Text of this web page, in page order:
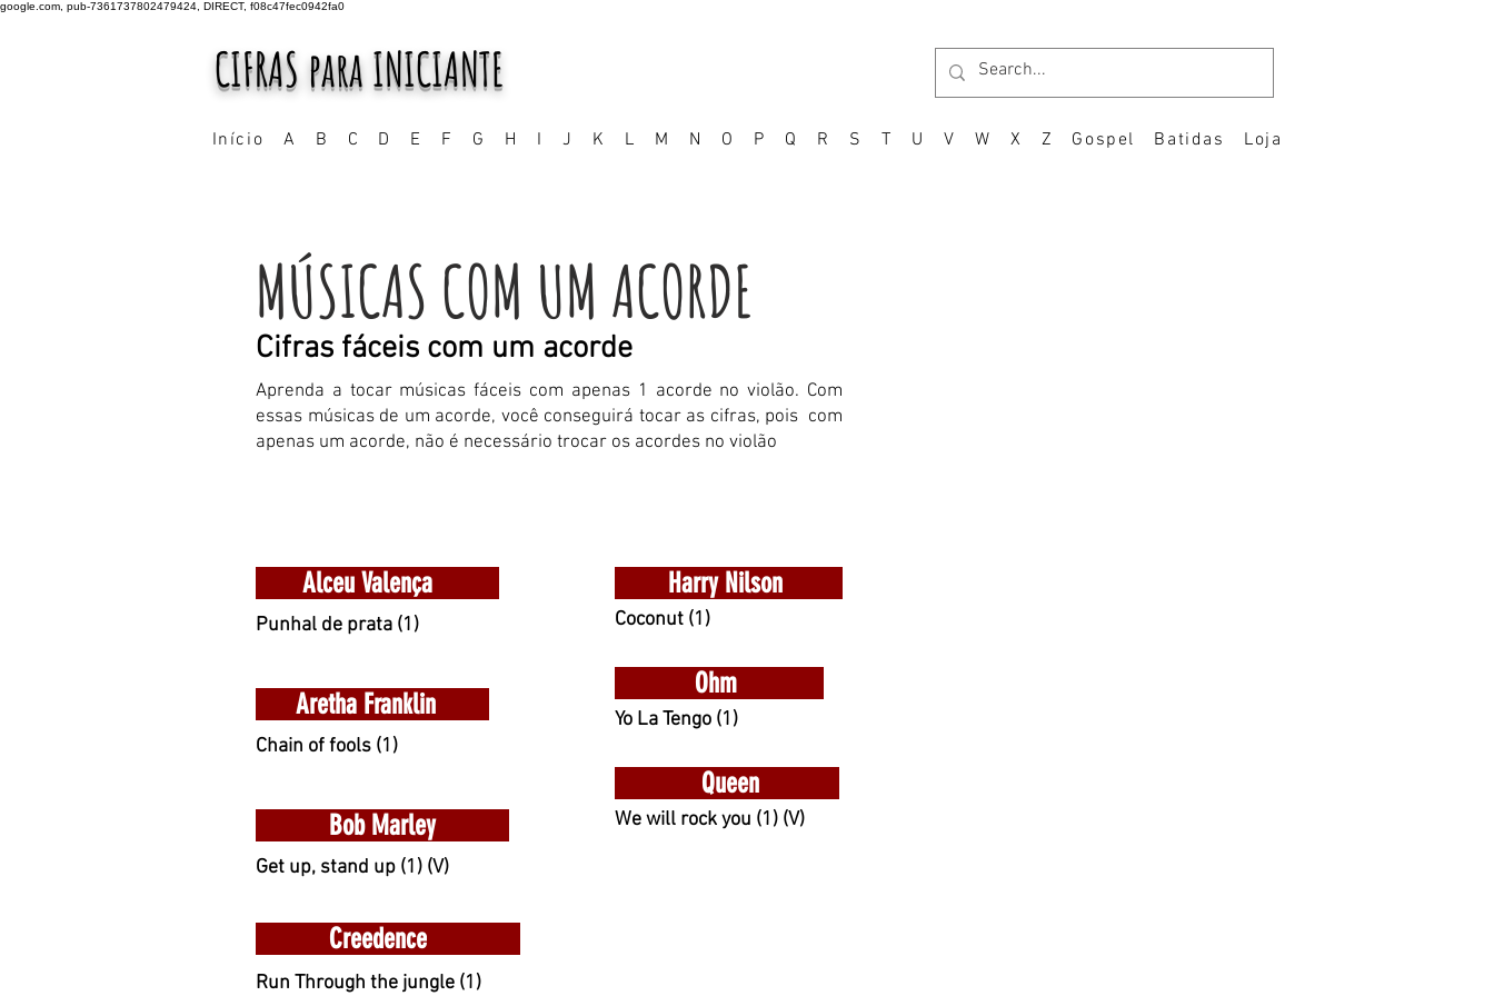
google.com, pub-7361737802479424, DIRECT, f08c47fec0942fa0
CIFRAS para INICIANTE
Início A B C D E F G H I J K L M N O P Q R S T U V W X Z Gospel Batidas Loja
MÚSICAS COM UM ACORDE
Cifras fáceis com um acorde
Aprenda a tocar músicas fáceis com apenas 1 acorde no violão. Com
essas músicas de um acorde, você conseguirá tocar as cifras, pois com
apenas um acorde, não é necessário trocar os acordes no violão
Alceu Valença
Punhal de prata (1)
Aretha Franklin
Chain of fools (1)
Bob Marley
Get up, stand up (1) (V)
Creedence
Run Through the jungle (1)
Harry Nilson
Coconut (1)
Ohm
Yo La Tengo (1)
Queen
We will rock you (1) (V)